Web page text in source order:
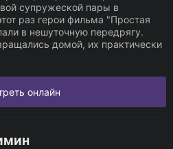
супружеской пары в
раз герои фильма "Простая
в нешуточную передрягу.
домой, их практически
онлайн